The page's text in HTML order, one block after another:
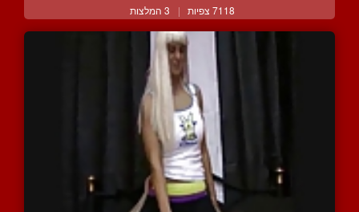
7118 צפיות | 3 המלצות